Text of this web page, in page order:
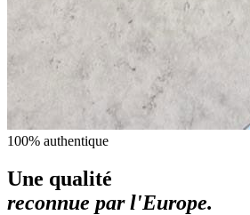
100% authentique
Une qualité
reconnue par l'Europe.